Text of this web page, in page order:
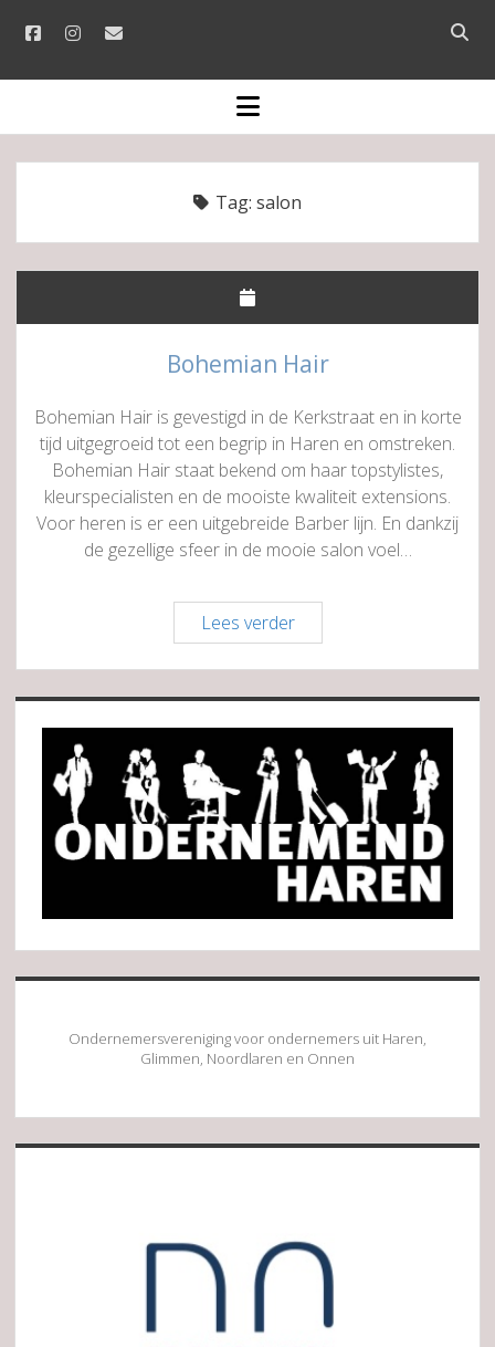
facebookinstagram
email
Open
bar
open
menu
Tag: salon
Bohemian Hair
Bohemian Hair is gevestigd in de Kerkstraat en in korte
tijd uitgegroeid tot een begrip in Haren en omstreken.
Bohemian Hair staat bekend om haar topstylistes,
kleurspecialisten en de mooiste kwaliteit extensions.
Voor heren is er een uitgebreide Barber lijn. En dankzij
de gezellige sfeer in de mooie salon voel…
Lees verderBohemian
Hair
Sidebar
Ondernemersvereniging voor ondernemers uit Haren,
Glimmen, Noordlaren en Onnen